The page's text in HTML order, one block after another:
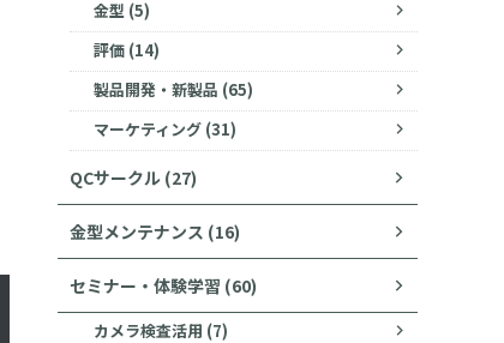
金型 (5)
評価 (14)
製品開発・新製品 (65)
マーケティング (31)
QCサークル (27)
金型メンテナンス (16)
セミナー・体験学習 (60)
カメラ検査活用 (7)